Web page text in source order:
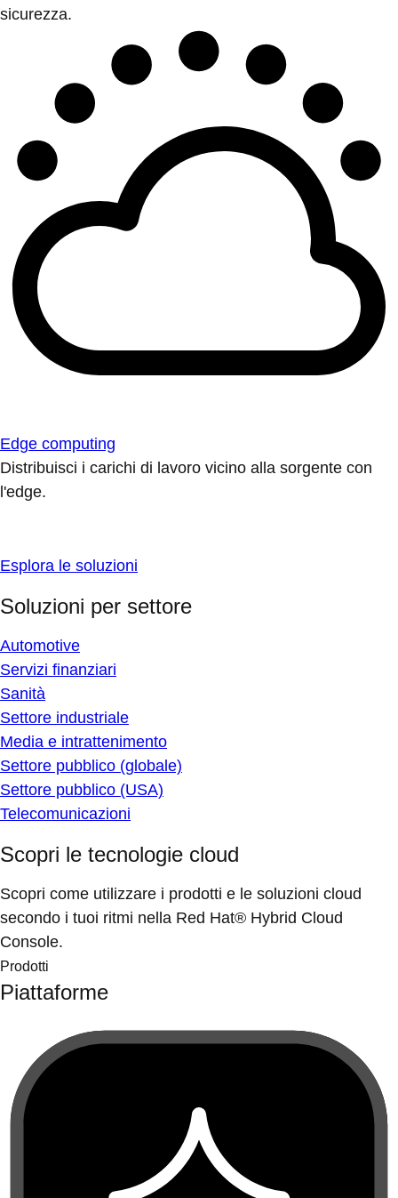
sicurezza.
Edge computing
Distribuisci i carichi di lavoro vicino alla sorgente con
l'edge.
Esplora le soluzioni
Soluzioni per settore
Automotive
Servizi finanziari
Sanità
Settore industriale
Media e intrattenimento
Settore pubblico (globale)
Settore pubblico (USA)
Telecomunicazioni
Scopri le tecnologie cloud
Scopri come utilizzare i prodotti e le soluzioni cloud
secondo i tuoi ritmi nella Red Hat® Hybrid Cloud
Console.
Prodotti
Piattaforme